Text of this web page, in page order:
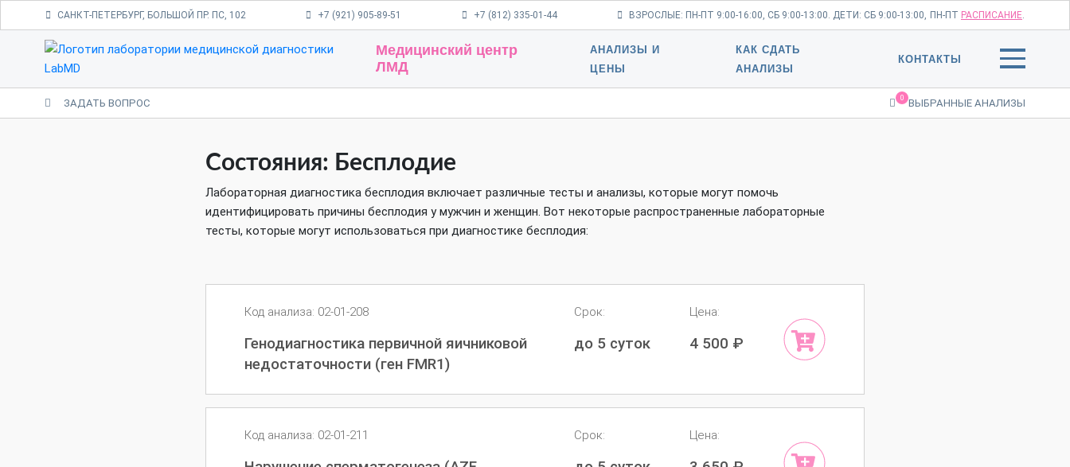
САНКТ-ПЕТЕРБУРГ, БОЛЬШОЙ ПР. ПС, 102 +7 (921) 905-89-51 +7 (812) 335-01-44 ВЗРОСЛЫЕ: ПН-ПТ 9:00-16:00, СБ 9:00-13:00. ДЕТИ: СБ 9:00-13:00, ПН-ПТ РАСПИСАНИЕ.
Медицинский центр
ЛМД
АНАЛИЗЫ И
ЦЕНЫ
КАК СДАТЬ
АНАЛИЗЫ
КОНТАКТЫ
ЗАДАТЬ ВОПРОС 0 ВЫБРАННЫЕ АНАЛИЗЫ
Состояния: Бесплодие
Лабораторная диагностика бесплодия включает различные тесты и анализы, которые могут помочь
идентифицировать причины бесплодия у мужчин и женщин. Вот некоторые распространенные лабораторные
тесты, которые могут использоваться при диагностике бесплодия:
Код анализа: 02-01-208
Генодиагностика первичной яичниковой
недостаточности (ген FMR1)
Срок:
до 5 суток
Цена:
4 500 ₽
Код анализа: 02-01-211 Срок: Цена: